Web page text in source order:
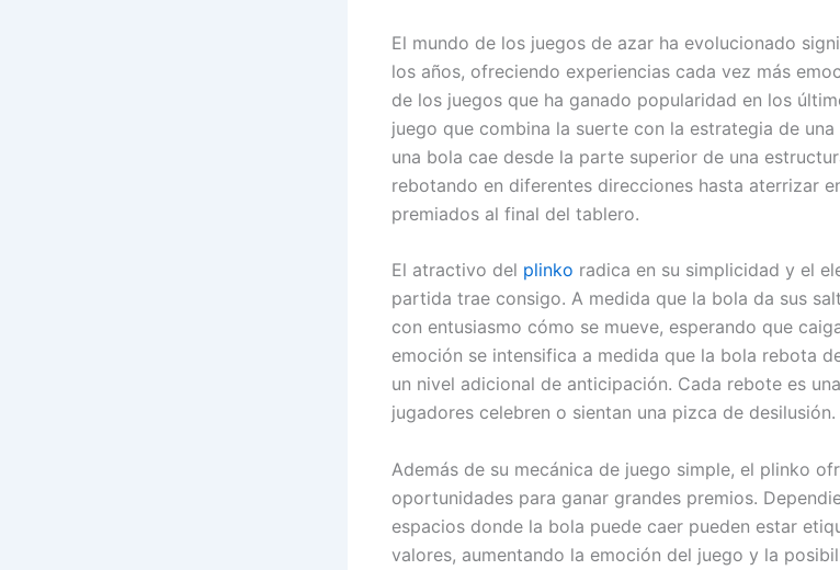
El mundo de los juegos de azar ha evolucionado
los años, ofreciendo experiencias cada vez más
de los juegos que ha ganado popularidad en los
juego que combina la suerte con la estrategia de una
una bola cae desde la parte superior de una
rebotando en diferentes direcciones hasta aterrizar
premiados al final del tablero.
El atractivo del plinko radica en su simplicidad y el
partida trae consigo. A medida que la bola da sus
con entusiasmo cómo se mueve, esperando que
emoción se intensifica a medida que la bola rebota
un nivel adicional de anticipación. Cada rebote es
jugadores celebren o sientan una pizca de desilusión.
Además de su mecánica de juego simple, el plinko
oportunidades para ganar grandes premios.
espacios donde la bola puede caer pueden estar
valores, aumentando la emoción del juego y la